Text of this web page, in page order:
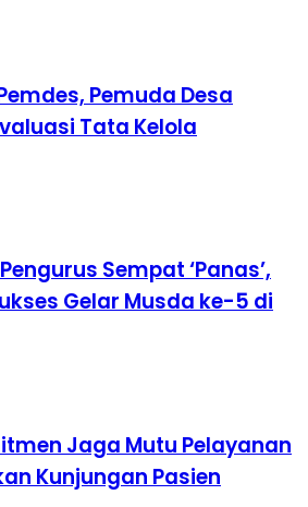
Pemuda Desa
Tata Kelola
Sempat ‘Panas’,
Gelar Musda ke-5 di
Jaga Mutu Pelayanan
Kunjungan Pasien